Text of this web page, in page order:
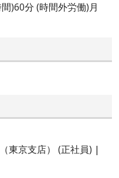
)60分 (時間外労働)月
東京支店） (正社員) |